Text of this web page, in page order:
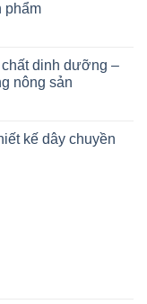
phẩm
dinh dưỡng –
nông sản
kế dây chuyền